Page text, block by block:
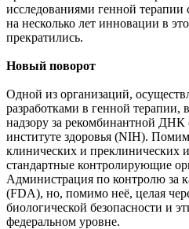
исследованиями генной терапии
на несколько лет инновации в
прекратились.
Новый поворот
Одной из организаций,
разработками в генной
надзору за рекомбинантной
институте здоровья (NIH).
клинических и преклинических
стандартные контролирующие
Администрация по контролю за
(FDA), но, помимо неё, целая
биологической безопасности и
федеральном уровне.